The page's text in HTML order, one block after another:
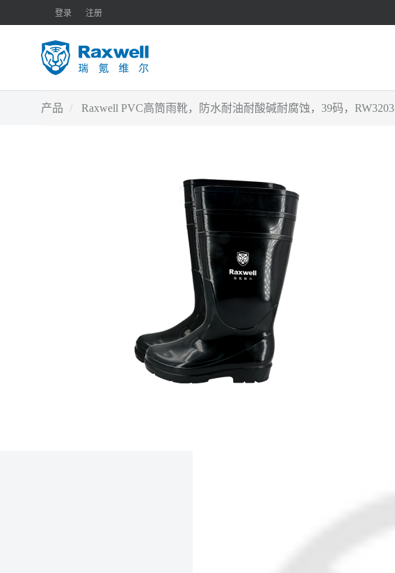
登录 注册
产品 Raxwell PVC高筒雨靴，防水耐油耐酸碱耐腐蚀，39码，RW3203